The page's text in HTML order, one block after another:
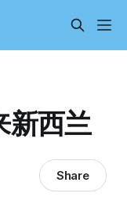
新西兰
Share